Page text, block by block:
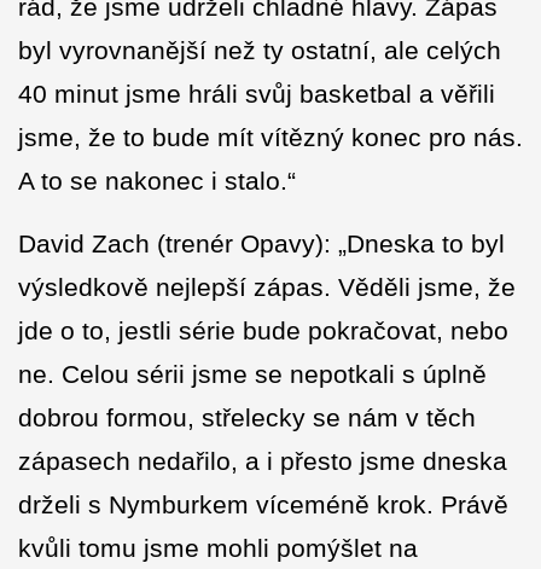
rád, že jsme udrželi chladné hlavy. Zápas
byl vyrovnanější než ty ostatní, ale celých
40 minut jsme hráli svůj basketbal a věřili
jsme, že to bude mít vítězný konec pro nás.
A to se nakonec i stalo.“
David Zach (trenér Opavy): „Dneska to byl
výsledkově nejlepší zápas. Věděli jsme, že
jde o to, jestli série bude pokračovat, nebo
ne. Celou sérii jsme se nepotkali s úplně
dobrou formou, střelecky se nám v těch
zápasech nedařilo, a i přesto jsme dneska
drželi s Nymburkem víceméně krok. Právě
kvůli tomu jsme mohli pomýšlet na